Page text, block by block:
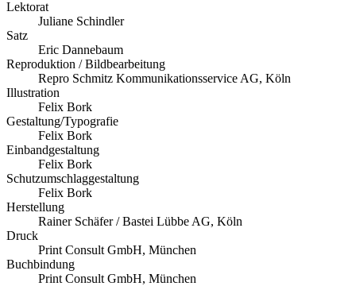
Lektorat
Juliane Schindler
Satz
Eric Dannebaum
Reproduktion / Bildbearbeitung
Repro Schmitz Kommunikationsservice AG, Köln
Illustration
Felix Bork
Gestaltung/Typografie
Felix Bork
Einbandgestaltung
Felix Bork
Schutzumschlaggestaltung
Felix Bork
Herstellung
Rainer Schäfer / Bastei Lübbe AG, Köln
Druck
Print Consult GmbH, München
Buchbindung
Print Consult GmbH, München